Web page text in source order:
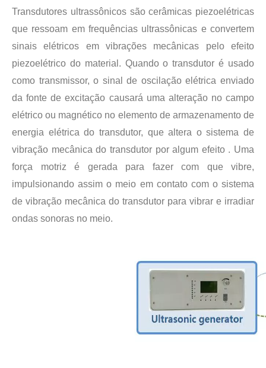
Tecnologia ultrassônica de extração de cogumelos
Atualmente, a pesquisa sobre a extração de antioxidantes e
A aplicação de ultrassônica na indústria de costura reflete
Transdutores ultrassônicos são cerâmicas piezoelétricas
que ressoam em frequências ultrassônicas e convertem
sinais elétricos em vibrações mecânicas pelo efeito
piezoelétrico do material. Quando o transdutor é usado
como transmissor, o sinal de oscilação elétrica enviado
da fonte de excitação causará uma alteração no campo
elétrico ou magnético no elemento de armazenamento de
energia elétrica do transdutor, que altera o sistema de
vibração mecânica do transdutor por algum efeito . Uma
força motriz é gerada para fazer com que vibre,
impulsionando assim o meio em contato com o sistema
de vibração mecânica do transdutor para vibrar e irradiar
ondas sonoras no meio.